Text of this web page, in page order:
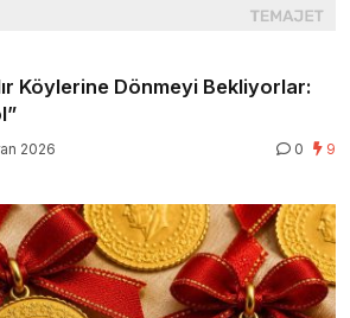
Köylerine Dönmeyi Bekliyorlar:
2026 0 9